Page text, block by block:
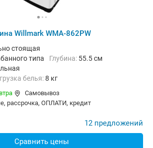
Willmark WMA-862PW
стоящая
типа Глубина: 55.5 см
белья:8 кг
от детей Ширина: 54.5 см
Самовывоз
рассрочка, ОПЛАТИ, кредит
12 предложений
Сравнить цены